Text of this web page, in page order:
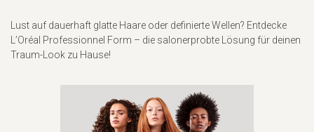
Lust auf dauerhaft glatte Haare oder definierte Wellen? Entdecke
L’Oréal Professionnel Form – die salonerprobte Lösung für deinen
Traum-Look zu Hause!